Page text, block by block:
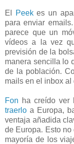
El Peekes un
para enviar
parece que un
vídeos a la vez
previsión de la
manera sencilla lo
de la población.
mails en el inbox al
Fon ha creído ver
traerlo a Europa,
ventaja añadida
de Europa. Esto
mayoría de los